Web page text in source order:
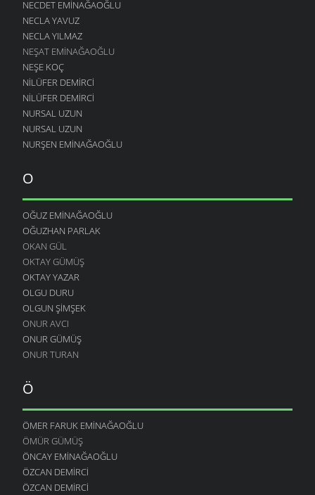
NECDET EMINAĞAOĞLU
NECLA YAVUZ
NECLA YILMAZ
NEŞAT EMINAĞAOĞLU
NEŞE KOÇ
NILÜFER DEMIRCI
NILÜFER DEMIRCI
NURSAL UZUN
NURSAL UZUN
NURŞEN EMINAĞAOĞLU
O
OĞUZ EMINAĞAOĞLU
OĞUZHAN PARLAK
OKAN GÜL
OKTAY GÜMÜŞ
OKTAY YAZAR
OLGU DURU
OLGUN ŞIMŞEK
ONUR AVCI
ONUR GÜMÜŞ
ONUR TURAN
Ö
ÖMER FARUK EMINAĞAOĞLU
ÖMÜR GÜMÜŞ
ÖNCAY EMINAĞAOĞLU
ÖZCAN DEMIRCI
ÖZCAN DEMIRCI